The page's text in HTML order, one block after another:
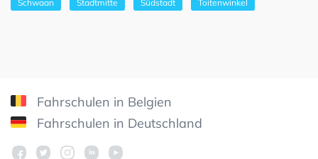
Schwaan Stadtmitte Südstadt Toitenwinkel
Fahrschulen in Belgien
Fahrschulen in Deutschland